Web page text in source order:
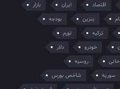
اقتصاد ایران
بازار
بنزین
بودجه
ترکیه
تورم
خودرو
دلار
روسیه
سوریه
شاخص بورس